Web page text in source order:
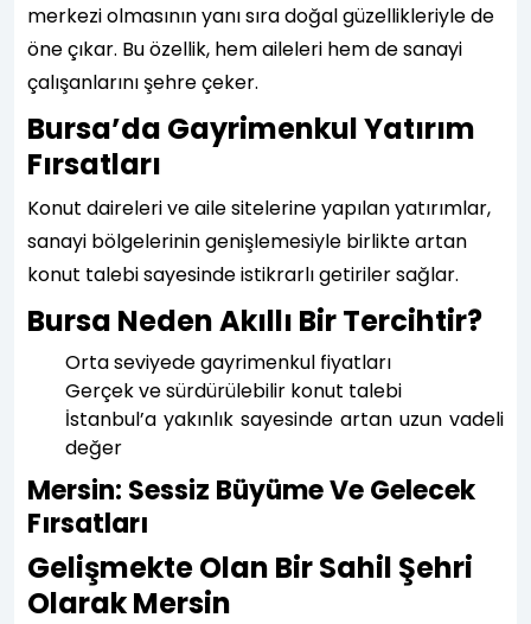
merkezi olmasının yanı sıra doğal güzellikleriyle de
öne çıkar. Bu özellik, hem aileleri hem de sanayi
çalışanlarını şehre çeker.
Bursa’da Gayrimenkul Yatırım
Fırsatları
Konut daireleri ve aile sitelerine yapılan yatırımlar,
sanayi bölgelerinin genişlemesiyle birlikte artan
konut talebi sayesinde istikrarlı getiriler sağlar.
Bursa Neden Akıllı Bir Tercihtir?
Orta seviyede gayrimenkul fiyatları
Gerçek ve sürdürülebilir konut talebi
İstanbul’a yakınlık sayesinde artan uzun vadeli
değer
Mersin: Sessiz Büyüme Ve Gelecek
Fırsatları
Gelişmekte Olan Bir Sahil Şehri
Olarak Mersin